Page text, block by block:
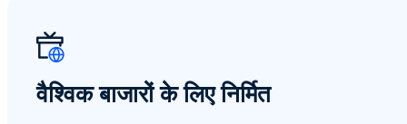
वैश्विक बाजारों के लिए निर्मित